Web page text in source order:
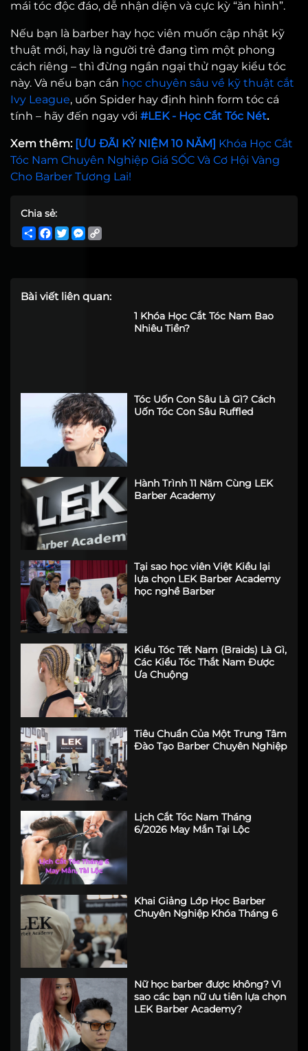
mái tóc độc đáo, dễ nhận diện và cực kỳ “ăn hình”.
Nếu bạn là barber hay học viên muốn cập nhật kỹ
thuật mới, hay là người trẻ đang tìm một phong
cách riêng – thì đừng ngần ngại thử ngay kiểu tóc
này. Và nếu bạn cần học chuyên sâu về kỹ thuật cắt
Ivy League, uốn Spider hay định hình form tóc cá
tính – hãy đến ngay với #LEK - Học Cắt Tóc Nét.
Xem thêm: [ƯU ĐÃI KỶ NIỆM 10 NĂM] Khóa Học Cắt
Tóc Nam Chuyên Nghiệp Giá SỐC Và Cơ Hội Vàng
Cho Barber Tương Lai!
Chia sẻ:
ShareFacebook
TwitterMessenger
Bài viết liên quan:
1 Khóa Học Cắt Tóc Nam Bao
Nhiêu Tiền?
Tóc Uốn Con Sâu Là Gì? Cách
Uốn Tóc Con Sâu Ruffled
Hành Trình 11 Năm Cùng LEK
Barber Academy
Tại sao học viên Việt Kiều lại
lựa chọn LEK Barber Academy
học nghề Barber
Kiểu Tóc Tết Nam (Braids) Là Gì,
Các Kiểu Tóc Thắt Nam Được
Ưa Chuộng
Tiêu Chuẩn Của Một Trung Tâm
Đào Tạo Barber Chuyên Nghiệp
Lịch Cắt Tóc Nam Tháng
6/2026 May Mắn Tại Lộc
Khai Giảng Lớp Học Barber
Chuyên Nghiệp Khóa Tháng 6
Nữ học barber được không? Vì
sao các bạn nữ ưu tiên lựa chọn
LEK Barber Academy?